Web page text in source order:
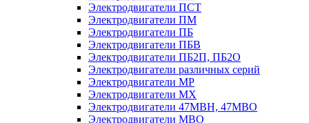
Электродвигатели ПСТ
Электродвигатели ПМ
Электродвигатели ПБ
Электродвигатели ПБВ
Электродвигатели ПБ2П, ПБ2О
Электродвигатели различных серий
Электродвигатели МР
Электродвигатели MX
Электродвигатели 47MBH, 47МВО
Электродвигатели MBO